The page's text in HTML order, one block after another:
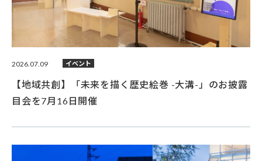
2026.07.09 イベント
【地域共創】「未来を描く歴史絵巻 -大溝-」のお披露
目会を7月16日開催